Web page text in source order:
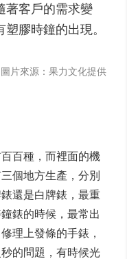
著客戶的需求變
膠時鐘的出現。
片來源：果力文化提供
百種，而裡面的機
個地方生產，分別
還是白牌錶，最重
錶的時候，最常出
理上發條的手錶，
的問題，有時候光